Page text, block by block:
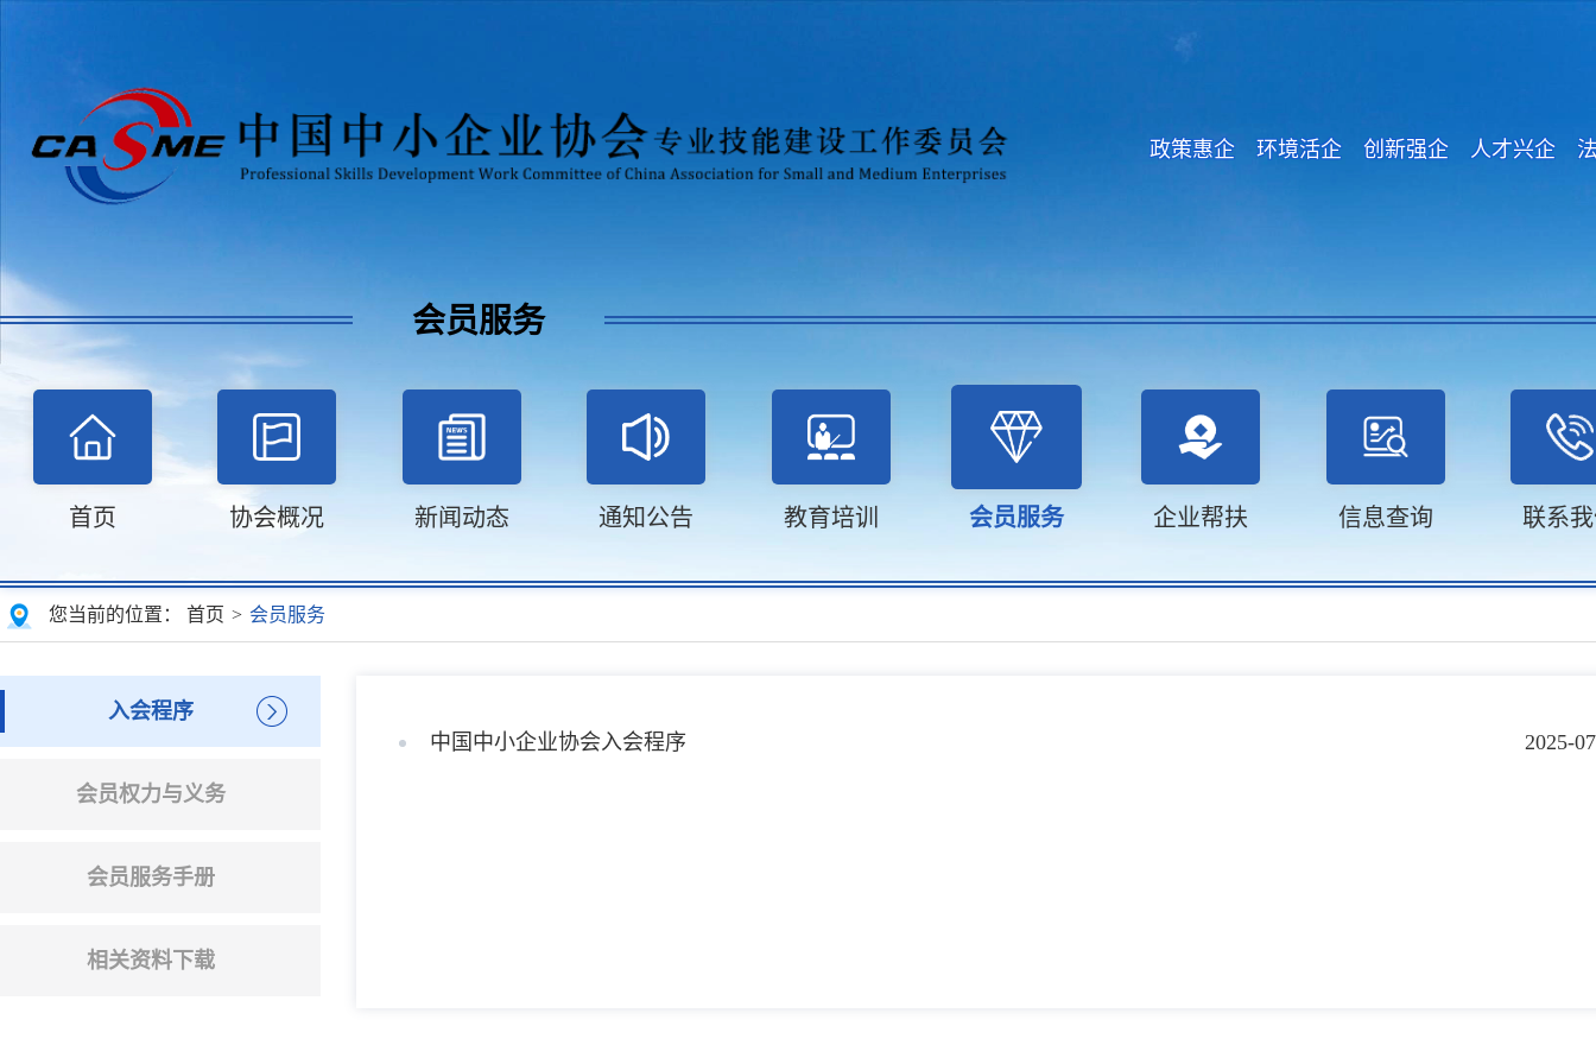
政策惠企 环境活企 创新强企 人才兴企 法
会员服务
首页 协会概况 新闻动态 通知公告 教育培训 会员服务 企业帮扶 信息查询 联系
您当前的位置： 首页 > 会员服务
入会程序
会员权力与义务
会员服务手册
相关资料下载
中国中小企业协会入会程序 2025-